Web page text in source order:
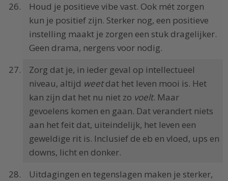
Houd je positieve vibe vast. Ook mét zorgen
kun je positief zijn. Sterker nog, een positieve
instelling maakt je zorgen een stuk dragelijker.
Geen drama, nergens voor nodig.
Zorg dat je, in ieder geval op intellectueel
niveau, altijd weetdat het leven mooi is. Het
kan zijn dat het nu niet zo voelt. Maar
gevoelens komen en gaan. Dat verandert niets
aan het feit dat, uiteindelijk, het leven een
geweldige rit is. Inclusief de eb en vloed, ups en
downs, licht en donker.
Uitdagingen en tegenslagen maken je sterker,